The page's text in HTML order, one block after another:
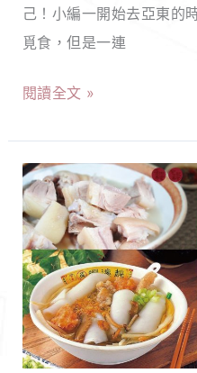
己！小編一開始去亞東的
覓食，但是一連
｜
肉
麵
濃
郁
湯
頭
超
誘
人，
來
閱讀全文 »
10
間
基
隆
必
吃
小